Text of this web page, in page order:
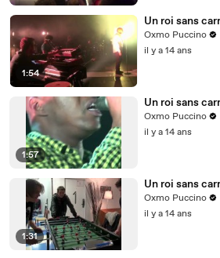
1:54
Un roi sans
Oxmo Puccino
il y a 14 ans
1:57
Un roi sans
Oxmo Puccino
il y a 14 ans
1:31
Un roi sans
Oxmo Puccino
il y a 14 ans